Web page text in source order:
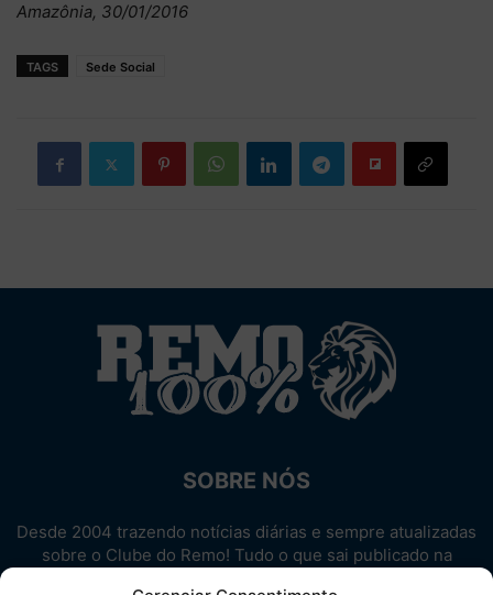
Amazônia, 30/01/2016
TAGS Sede Social
SOBRE NÓS
Desde 2004 trazendo notícias diárias e sempre atualizadas
sobre o Clube do Remo! Tudo o que sai publicado na